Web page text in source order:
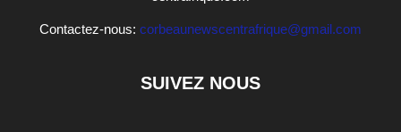
Contactez-nous: corbeaunewscentrafrique@gmail.com
SUIVEZ NOUS